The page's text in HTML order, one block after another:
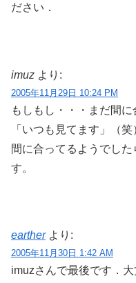
ださい．
imuz より:
2005年11月29日 10:24 PM
もしもし・・・まだ間に
「いつも見てます」（笑
間に合ってるようでし
す。
earther より:
2005年11月30日 1:42 AM
imuzさんで最後です．